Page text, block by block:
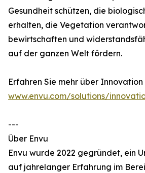
Gesundheit schützen, die
erhalten, die Vegetation
bewirtschaften und
auf der ganzen Welt fördern.
Erfahren Sie mehr über Innovation
www.envu.com/solutions/
---
Über Envu
Envu wurde 2022 gegründet, ein
auf jahrelanger Erfahrung im